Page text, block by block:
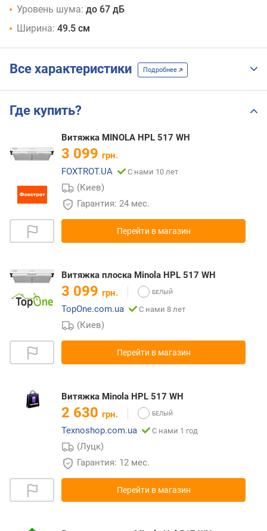
Уровень шума: до 67 дБ
Ширина: 49.5 см
Все характеристики Подробнее
Где купить?
Витяжка MINOLA HPL 517 WH
3 099 грн.
FOXTROT.UA
С нами 10 лет
(Киев)
Гарантия: 24 мес.
Перейти в магазин
Витяжка плоска Minola HPL 517 WH
3 099 грн.
TopOne.com.ua
С нами 8 лет
(Киев)
Перейти в магазин
Витяжка Minola HPL 517 WH
2 630 грн.
Texnoshop.com.ua
С нами 1 год
(Луцк)
Гарантия: 12 мес.
Перейти в магазин